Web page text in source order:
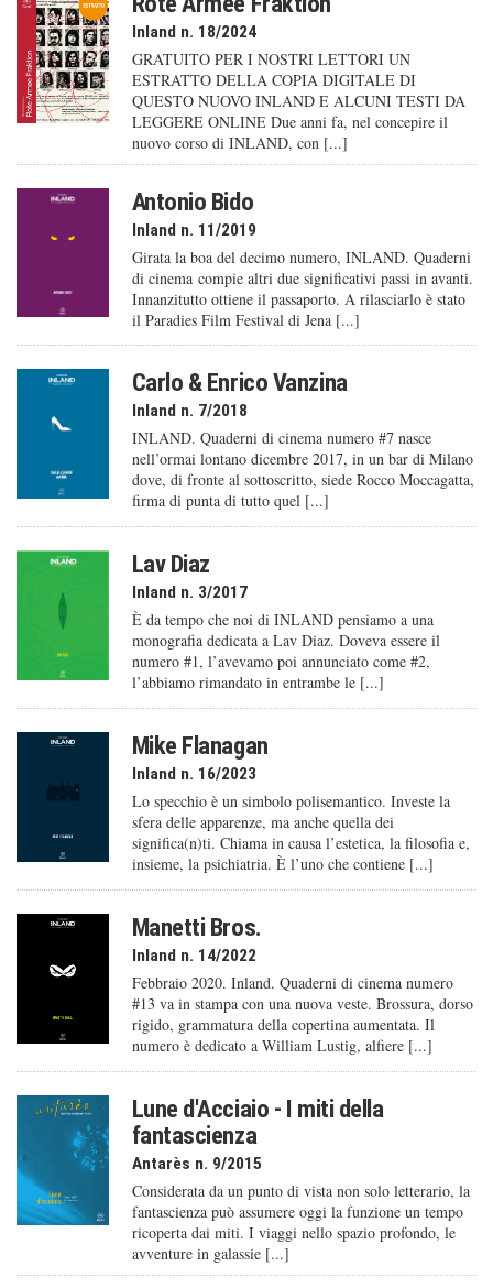
Inland n. 18/2024
GRATUITO PER I NOSTRI LETTORI UN
ESTRATTO DELLA COPIA DIGITALE DI
QUESTO NUOVO INLAND E ALCUNI TESTI DA
LEGGERE ONLINE Due anni fa, nel concepire il
nuovo corso di INLAND, con [...]
Antonio Bido
Inland n. 11/2019
Girata la boa del decimo numero, INLAND. Quaderni
di cinema compie altri due significativi passi in avanti.
Innanzitutto ottiene il passaporto. A rilasciarlo è stato
il Paradies Film Festival di Jena [...]
Carlo & Enrico Vanzina
Inland n. 7/2018
INLAND. Quaderni di cinema numero #7 nasce
nell’ormai lontano dicembre 2017, in un bar di Milano
dove, di fronte al sottoscritto, siede Rocco Moccagatta,
firma di punta di tutto quel [...]
Lav Diaz
Inland n. 3/2017
È da tempo che noi di INLAND pensiamo a una
monografia dedicata a Lav Diaz. Doveva essere il
numero #1, l’avevamo poi annunciato come #2,
l’abbiamo rimandato in entrambe le [...]
Mike Flanagan
Inland n. 16/2023
Lo specchio è un simbolo polisemantico. Investe la
sfera delle apparenze, ma anche quella dei
significa(n)ti. Chiama in causa l’estetica, la filosofia e,
insieme, la psichiatria. È l’uno che contiene [...]
Manetti Bros.
Inland n. 14/2022
Febbraio 2020. Inland. Quaderni di cinema numero
#13 va in stampa con una nuova veste. Brossura, dorso
rigido, grammatura della copertina aumentata. Il
numero è dedicato a William Lustig, alfiere [...]
Lune d'Acciaio - I miti della
fantascienza
Antarès n. 9/2015
Considerata da un punto di vista non solo letterario, la
fantascienza può assumere oggi la funzione un tempo
ricoperta dai miti. I viaggi nello spazio profondo, le
avventure in galassie [...]